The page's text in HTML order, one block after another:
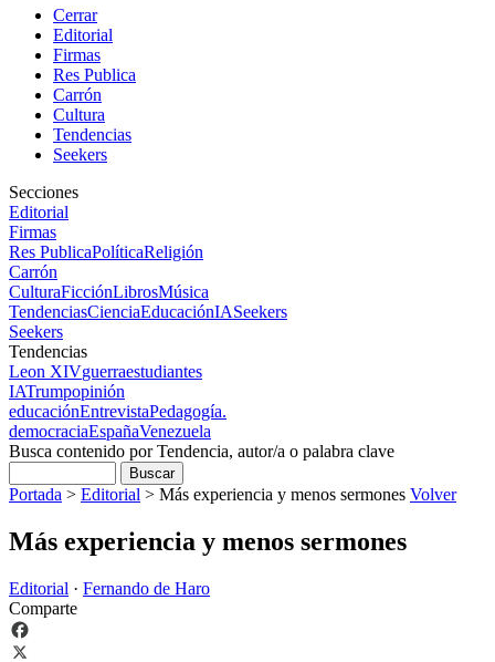
Cerrar
Editorial
Firmas
Res Publica
Carrón
Cultura
Tendencias
Seekers
Secciones
Editorial
Firmas
Res PublicaPolíticaReligión
Carrón
CulturaFicciónLibrosMúsica
TendenciasCienciaEducaciónIASeekers
Seekers
Tendencias
Leon XIVguerraestudiantes
IATrumpopinión
educaciónEntrevistaPedagogía.
democraciaEspañaVenezuela
Busca contenido por Tendencia, autor/a o palabra clave
Portada > Editorial > Más experiencia y menos sermones Volver
Más experiencia y menos sermones
Editorial · Fernando de Haro
Comparte
Facebook